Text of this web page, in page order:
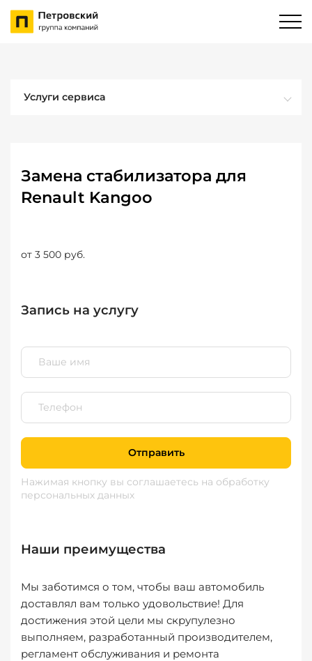
Услуги сервиса
Замена стабилизатора для
Renault Kangoo
от 3 500 руб.
Запись на услугу
Отправить
Нажимая кнопку вы соглашаетесь на обработку
персональных данных
Наши преимущества
Мы заботимся о том, чтобы ваш автомобиль
доставлял вам только удовольствие! Для
достижения этой цели мы скрупулезно
выполняем, разработанный производителем,
регламент обслуживания и ремонта